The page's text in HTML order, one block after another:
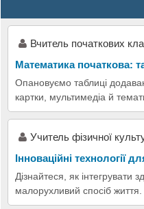
Вчитель початкових
Математика початкова:
Опановуємо таблиці
картки, мультимедіа й
Учитель фізичної
Інноваційні технології
Дізнайтеся, як інтегрувати
малорухливий спосіб життя.